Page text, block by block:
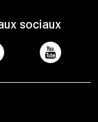
sociaux